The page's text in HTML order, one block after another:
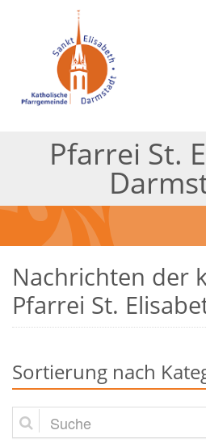
Pfarrei St.
Nachrichten der
Pfarrei St.
Sortierung nach
Suche